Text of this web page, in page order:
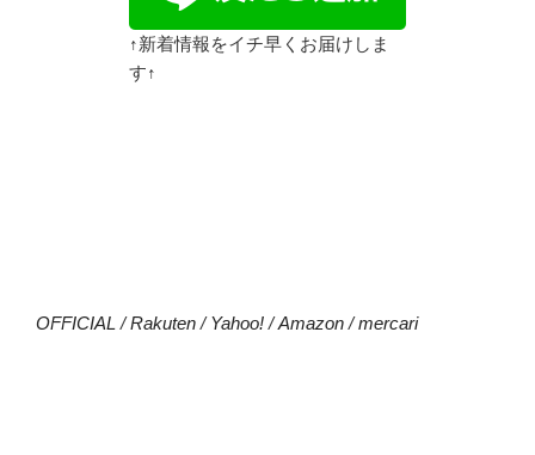
↑新着情報をイチ早くお届けしま
す↑
OFFICIAL /Rakuten/Yahoo!/Amazon/mercari